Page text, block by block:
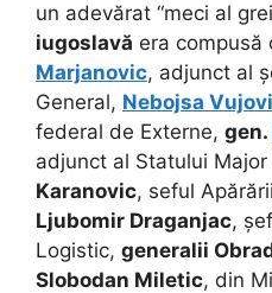
un adevărat “meci al
iugoslavă era compusă
Marjanovic, adjunct al
General, Nebojsa
federal de Externe, gen.
adjunct al Statului Major
Karanovic, seful
Ljubomir Draganjac,
Logistic, generalii
Slobodan Miletic, din